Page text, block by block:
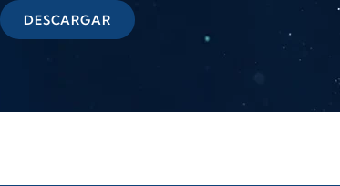
DESCARGAR